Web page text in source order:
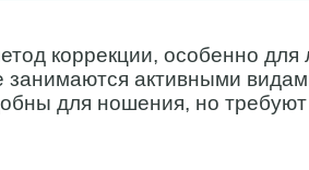
коррекции, особенно для
занимаются активными
для ношения, но